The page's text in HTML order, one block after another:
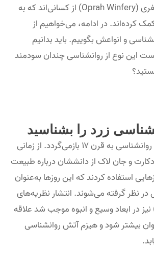
McGrow) یا اُپرا وینفری (Oprah Winfery) از کسانی‌اند که به
کرده‌اند. در ادامه، می‌خواهیم از
و انواعش بگوییم. باید بدانیم
این نوع از روانشناسی چندان سودمند
زرد را بشناسید
تاریخچه این سبک از روانشناسی به قرن ۱۷ بازمی‌گردد. از زمانی
و جان لاک از دانششان درباره طبیعت
استفاده کردند که این روزها به‌عنوان
در نظر گرفته می‌شوند. انتشار نظریه‌های
در ابعاد وسیع و انبوه موجب شد علاقه
بیشتر شود و هیزم آتش روانشناسی